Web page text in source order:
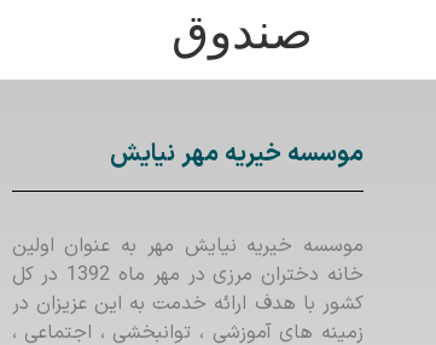
صندوق
موسسه خیریه مهر نیایش
موسسه خیریه نیایش مهر به عنوان اولین
خانه دختران مرزی در مهر ماه 1392 در کل
کشور با هدف ارائه خدمت به این عزیزان در
زمینه های آموزشی ، توانبخشی ، اجتماعی ،